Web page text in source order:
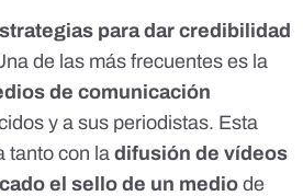
para dar credibilidad
de las más frecuentes es la
de comunicación
y a sus periodistas. Esta
tanto con la difusión de vídeos
el sello de un medio de